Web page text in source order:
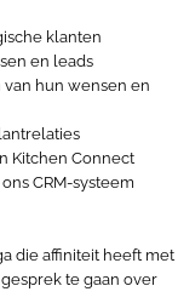
klanten
en leads
hun wensen en
Kitchen Connect
CRM-systeem
die affiniteit heeft met
te gaan over